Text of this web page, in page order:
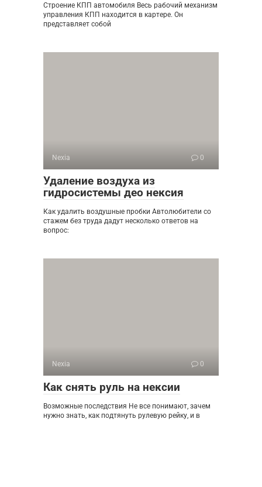
Строение КПП автомобиля Весь рабочий механизм
управления КПП находится в картере. Он
представляет собой
Nexia 0
Удаление воздуха из
гидросистемы део нексия
Как удалить воздушные пробки Автолюбители со
стажем без труда дадут несколько ответов на
вопрос:
Nexia 0
Как снять руль на нексии
Возможные последствия Не все понимают, зачем
нужно знать, как подтянуть рулевую рейку, и в